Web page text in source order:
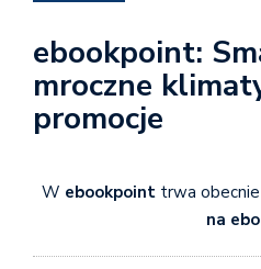
ebookpoint:
mroczne
promocje
W ebookpoint trwa
na